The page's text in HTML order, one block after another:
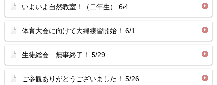
いよいよ自然教室！（二年生） 6/4
体育大会に向けて大縄練習開始！ 6/1
生徒総会 無事終了！ 5/29
ご参観ありがとうございました！ 5/26